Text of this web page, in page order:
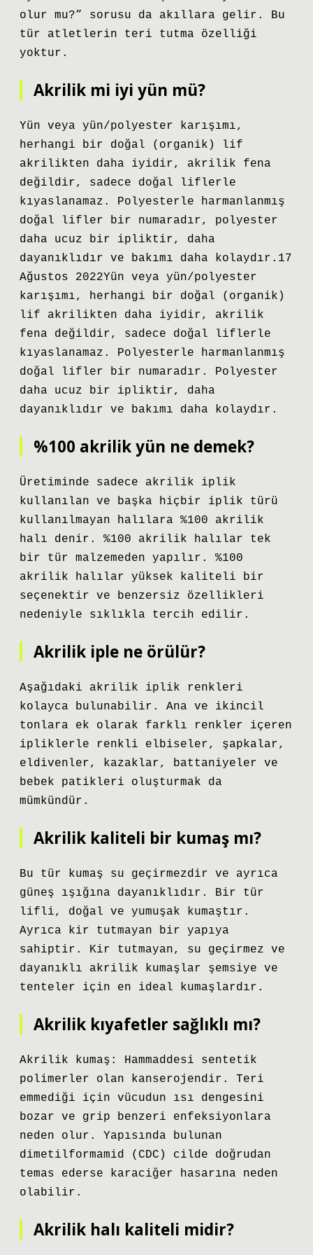
olur mu?” sorusu da akıllara gelir. Bu
tür atletlerin teri tutma özelliği
yoktur.
Akrilik mi iyi yün mü?
Yün veya yün/polyester karışımı,
herhangi bir doğal (organik) lif
akrilikten daha iyidir, akrilik fena
değildir, sadece doğal liflerle
kıyaslanamaz. Polyesterle harmanlanmış
doğal lifler bir numaradır, polyester
daha ucuz bir ipliktir, daha
dayanıklıdır ve bakımı daha kolaydır.17
Ağustos 2022Yün veya yün/polyester
karışımı, herhangi bir doğal (organik)
lif akrilikten daha iyidir, akrilik
fena değildir, sadece doğal liflerle
kıyaslanamaz. Polyesterle harmanlanmış
doğal lifler bir numaradır. Polyester
daha ucuz bir ipliktir, daha
dayanıklıdır ve bakımı daha kolaydır.
%100 akrilik yün ne demek?
Üretiminde sadece akrilik iplik
kullanılan ve başka hiçbir iplik türü
kullanılmayan halılara %100 akrilik
halı denir. %100 akrilik halılar tek
bir tür malzemeden yapılır. %100
akrilik halılar yüksek kaliteli bir
seçenektir ve benzersiz özellikleri
nedeniyle sıklıkla tercih edilir.
Akrilik iple ne örülür?
Aşağıdaki akrilik iplik renkleri
kolayca bulunabilir. Ana ve ikincil
tonlara ek olarak farklı renkler içeren
ipliklerle renkli elbiseler, şapkalar,
eldivenler, kazaklar, battaniyeler ve
bebek patikleri oluşturmak da
mümkündür.
Akrilik kaliteli bir kumaş mı?
Bu tür kumaş su geçirmezdir ve ayrıca
güneş ışığına dayanıklıdır. Bir tür
lifli, doğal ve yumuşak kumaştır.
Ayrıca kir tutmayan bir yapıya
sahiptir. Kir tutmayan, su geçirmez ve
dayanıklı akrilik kumaşlar şemsiye ve
tenteler için en ideal kumaşlardır.
Akrilik kıyafetler sağlıklı mı?
Akrilik kumaş: Hammaddesi sentetik
polimerler olan kanserojendir. Teri
emmediği için vücudun ısı dengesini
bozar ve grip benzeri enfeksiyonlara
neden olur. Yapısında bulunan
dimetilformamid (CDC) cilde doğrudan
temas ederse karaciğer hasarına neden
olabilir.
Akrilik halı kaliteli midir?